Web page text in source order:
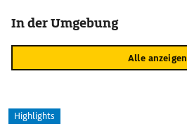
In der Umgebung
Alle anzeigen
Highlights